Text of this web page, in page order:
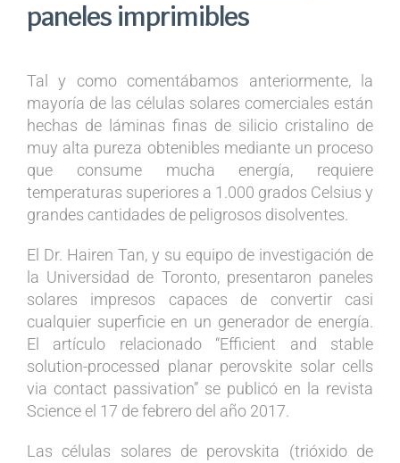
paneles imprimibles
Tal y como comentábamos anteriormente, la
mayoría de las células solares comerciales están
hechas de láminas finas de silicio cristalino de
muy alta pureza obtenibles mediante un proceso
que consume mucha energía, requiere
temperaturas superiores a 1.000 grados Celsius y
grandes cantidades de peligrosos disolventes.
El Dr. Hairen Tan, y su equipo de investigación de
la Universidad de Toronto, presentaron paneles
solares impresos capaces de convertir casi
cualquier superficie en un generador de energía.
El artículo relacionado “Efficient and stable
solution-processed planar perovskite solar cells
via contact passivation” se publicó en la revista
Science el 17 de febrero del año 2017.
Las células solares de perovskita (trióxido de